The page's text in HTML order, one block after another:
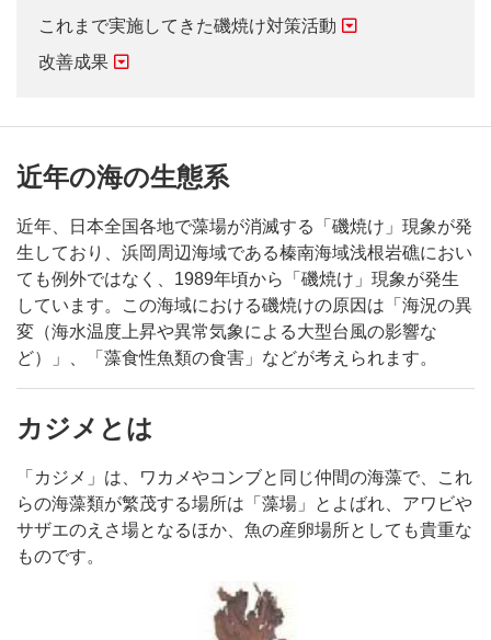
これまで実施してきた磯焼け対策活動
改善成果
近年の海の生態系
近年、日本全国各地で藻場が消滅する「磯焼け」現象が発
生しており、浜岡周辺海域である榛南海域浅根岩礁におい
ても例外ではなく、1989年頃から「磯焼け」現象が発生
しています。この海域における磯焼けの原因は「海況の異
変（海水温度上昇や異常気象による大型台風の影響な
ど）」、「藻食性魚類の食害」などが考えられます。
カジメとは
「カジメ」は、ワカメやコンブと同じ仲間の海藻で、これ
らの海藻類が繁茂する場所は「藻場」とよばれ、アワビや
サザエのえさ場となるほか、魚の産卵場所としても貴重な
ものです。